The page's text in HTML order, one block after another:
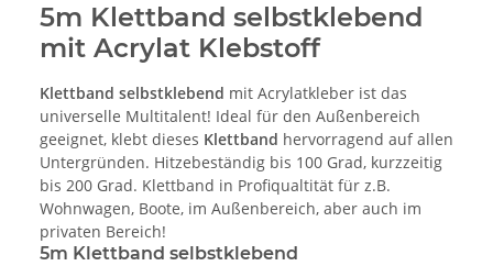
5m Klettband selbstklebend
mit Acrylat Klebstoff
Klettband selbstklebend mit Acrylatkleber ist das
universelle Multitalent! Ideal für den Außenbereich
geeignet, klebt dieses Klettband hervorragend auf allen
Untergründen. Hitzebeständig bis 100 Grad, kurzzeitig
bis 200 Grad. Klettband in Profiqualtität für z.B.
Wohnwagen, Boote, im Außenbereich, aber auch im
privaten Bereich!
5m Klettband selbstklebend